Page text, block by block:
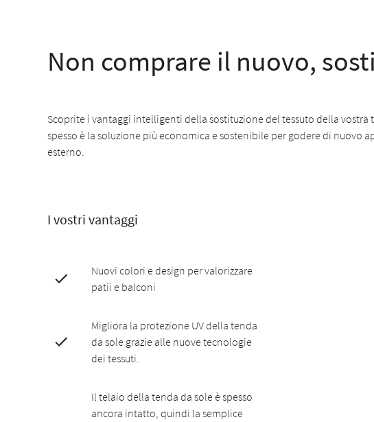
Non comprare il nuovo,
Scoprite i vantaggi intelligenti della sostituzione del tessuto della vostra
spesso è la soluzione più economica e sostenibile per godere di nuovo
esterno.
I vostri vantaggi
Nuovi colori e design per valorizzare
patii e balconi
Migliora la protezione UV della tenda
da sole grazie alle nuove tecnologie
dei tessuti.
Il telaio della tenda da sole è spesso
ancora intatto, quindi la semplice